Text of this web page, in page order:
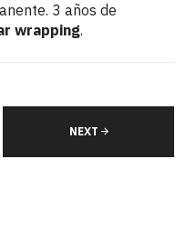
3 años de
wrapping.
NEXT